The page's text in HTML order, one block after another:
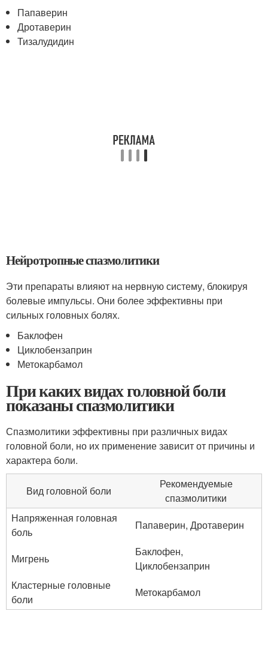
Папаверин
Дротаверин
Тизалудидин
Нейротропные спазмолитики
Эти препараты влияют на нервную систему, блокируя
болевые импульсы. Они более эффективны при
сильных головных болях.
Баклофен
Циклобензаприн
Метокарбамол
При каких видах головной боли
показаны спазмолитики
Спазмолитики эффективны при различных видах
головной боли, но их применение зависит от причины и
характера боли.
Вид головной боли
Рекомендуемые
спазмолитики
Напряженная головная
боль
Папаверин, Дротаверин
Мигрень
Баклофен,
Циклобензаприн
Кластерные головные
боли
Метокарбамол